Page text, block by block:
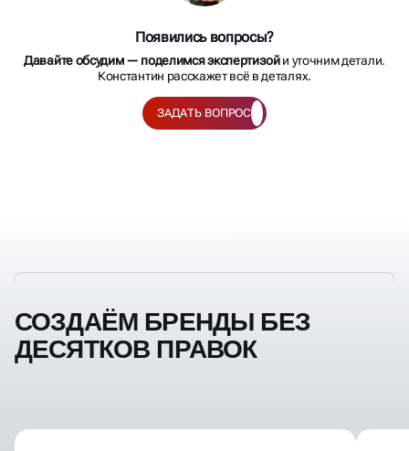
Появились вопросы?
Давайте обсудим — поделимся экспертизойи уточним детали.
Константин расскажет всё в деталях.
ЗАДАТЬ ВОПРОС
СОЗДАЁМ БРЕНДЫ БЕЗ
ДЕСЯТКОВ ПРАВОК